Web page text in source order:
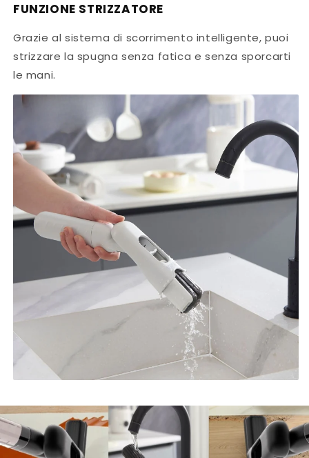
FUNZIONE STRIZZATORE
Grazie al sistema di scorrimento intelligente, puoi
strizzare la spugna senza fatica e senza sporcarti
le mani.